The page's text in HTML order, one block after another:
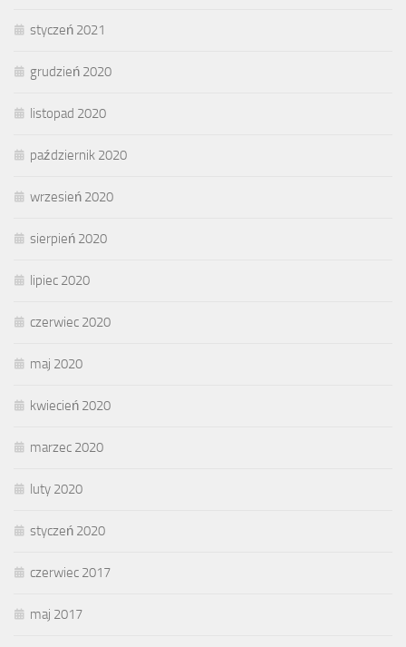
styczeń 2021
grudzień 2020
listopad 2020
październik 2020
wrzesień 2020
sierpień 2020
lipiec 2020
czerwiec 2020
maj 2020
kwiecień 2020
marzec 2020
luty 2020
styczeń 2020
czerwiec 2017
maj 2017